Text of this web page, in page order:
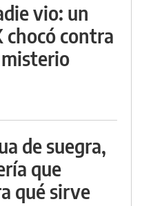
vio: un
chocó contra
de suegra,
que
qué sirve